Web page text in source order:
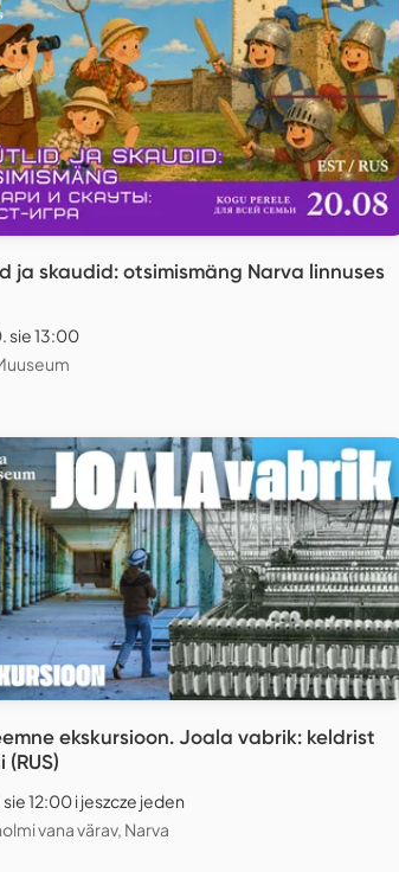
ja skaudid: otsimismäng Narva linnuses
sie 13:00
ekskursioon. Joala vabrik: keldrist
sie 12:00 i jeszcze jeden
vana värav, Narva